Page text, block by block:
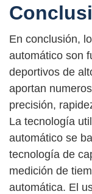
En conclusión,
automático son
deportivos de
aportan
precisión,
La tecnología
automático se
tecnología de
medición de
automática. El